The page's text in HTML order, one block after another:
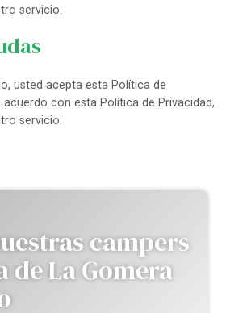
servicio.
usted acepta esta Política de
acuerdo con esta Política de Privacidad,
servicio.
campers
de La Gomera